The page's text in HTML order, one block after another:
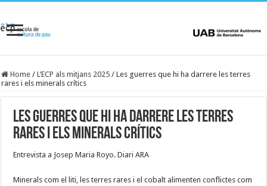
Home / L’ECP als mitjans 2025 / Les guerres que hi ha darrere les terres
rares i els minerals crítics
Les guerres que hi ha darrere les terres
rares i els minerals crítics
Entrevista a Josep Maria Royo. Diari ARA
Minerals com el liti, les terres rares i el cobalt alimenten conflictes com